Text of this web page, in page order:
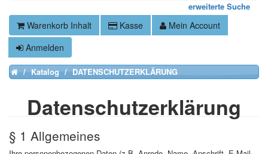
erweiterte Suche
Warenkorb Inhalt Kasse
Mein Account
Anmelden
HomeKatalog DATENSCHUTZERKLÄRUNG
Datenschutzerklärung
§ 1 Allgemeines